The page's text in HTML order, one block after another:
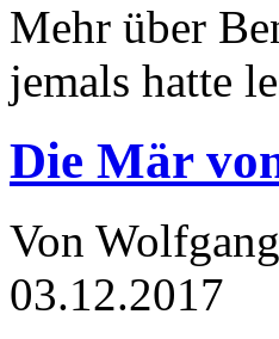
Mehr über
jemals hatte
Die Mär
Von
03.12.2017